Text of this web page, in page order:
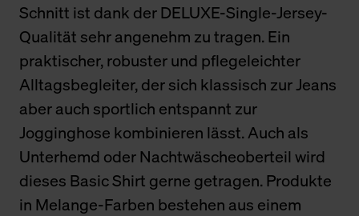
Schnitt ist dank der DELUXE-Single-Jersey-
Qualität sehr angenehm zu tragen. Ein
praktischer, robuster und pflegeleichter
Alltagsbegleiter, der sich klassisch zur Jeans
aber auch sportlich entspannt zur
Jogginghose kombinieren lässt. Auch als
Unterhemd oder Nachtwäscheoberteil wird
dieses Basic Shirt gerne getragen. Produkte
in Melange-Farben bestehen aus einem